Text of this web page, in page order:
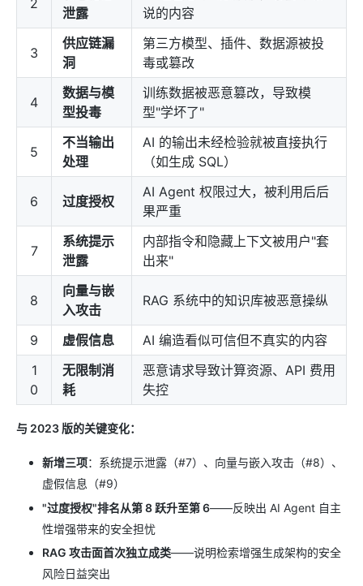
2
泄露
说的内容
3
供应链漏
洞
第三方模型、插件、数据源被投
毒或篡改
4
数据与模
型投毒
训练数据被恶意篡改，导致模
型"学坏了"
5
不当输出
处理
AI 的输出未经检验就被直接执行
（如生成 SQL）
6 过度授权
AI Agent 权限过大，被利用后后
果严重
7
系统提示
泄露
内部指令和隐藏上下文被用户"套
出来"
8
向量与嵌
入攻击
RAG 系统中的知识库被恶意操纵
9 虚假信息
AI 编造看似可信但不真实的内容
1
0
无限制消
耗
恶意请求导致计算资源、API 费用
失控
与 2023 版的关键变化：
新增三项：系统提示泄露（#7）、向量与嵌入攻击（#8）、
虚假信息（#9）
"过度授权"排名从第 8 跃升至第 6——反映出 AI Agent 自主
性增强带来的安全担忧
RAG 攻击面首次独立成类——说明检索增强生成架构的安全
风险日益突出